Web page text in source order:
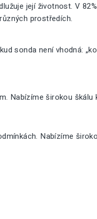
její životnost. V
prostředích.
sonda není vhodná:
Nabízíme širokou škálu
Nabízíme